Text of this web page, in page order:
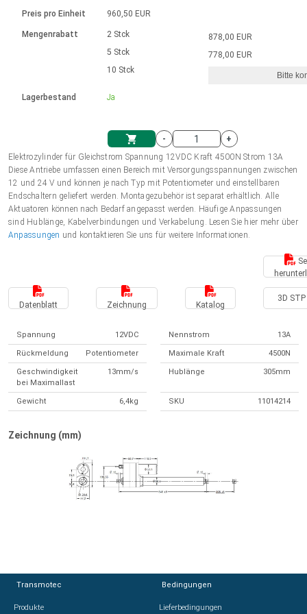
Einheitssystem
Einkaufswagen
Hubmagnete
230 - 50 Hz | 110 - 60 Hz
Drehzahlregelung für die AIS-Serie
Bürstenlose Gleichstrommotoren
mit Planetengetriebe und internem
Ø 28-42| 1-1400 rpm | <= 290Ncm
Bürstenlose DC Motor Controller
Gleichstrommotoren mit
Schneckengetriebe und Bürsten
Ø43-124mm | 31-425rpm | ≤ 41Nm
Treiber für Gleichstrommotoren mit
Synchron-Asynchron | für 1-4 Elektrozylinder
Synchron-Asynchron | für 1-4 Elektrozylinder
Français (EUR)
Polski (EUR)
Norsk (NOK)
Suomi (EUR)
Preis pro Einheit
Mengenrabatt
Lagerbestand
960,50 EUR
2 Stck
5 Stck
10 Stck
Ja
878,00 EUR
778,00 EUR
Bitte
-
+
Elektrozylinder für Gleichstrom Spannung 12VDC Kraft 4500N Strom 13A
Diese Antriebe umfassen einen Bereich mit Versorgungsspannungen zwischen
12 und 24 V und können je nach Typ mit Potentiometer und einstellbaren
Endschaltern geliefert werden. Montagezubehör ist separat erhältlich. Alle
Aktuatoren können nach Bedarf angepasst werden. Häufige Anpassungen
sind Hublänge, Kabelverbindungen und Verkabelung. Lesen Sie hier mehr über
Anpassungen und kontaktieren Sie uns für weitere Informationen.
Datenblatt Zeichnung Katalog
3D STP
Spannung 12VDC Nennstrom 13A
Rückmeldung Potentiometer Maximale Kraft 4500N
Geschwindigkeit
bei Maximallast
13mm/s Hublänge 305mm
Gewicht 6,4kg SKU 11014214
Zeichnung (mm)
Transmotec
Produkte
Bedingungen
Lieferbedingungen
Transmotec
Produkte
Bedingungen
Lieferbedingungen